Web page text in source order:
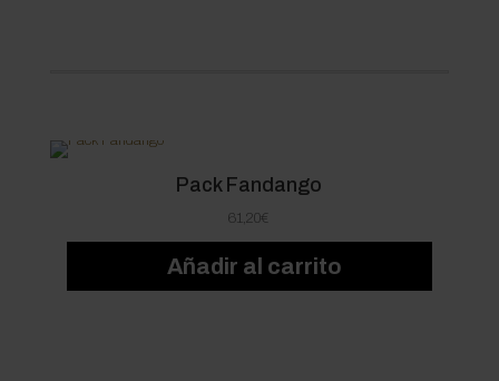
Pack Fandango
61,20€
Añadir al carrito